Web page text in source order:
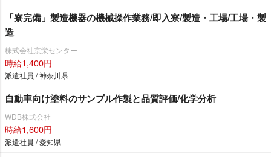
「寮完備」製造機器の機械操作業務/即入寮/製造・工場/工場・製
造
株式会社京栄センター
時給1,400円
派遣社員 / 神奈川県
自動車向け塗料のサンプル作製と品質評価/化学分析
WDB株式会社
時給1,600円
派遣社員 / 愛知県